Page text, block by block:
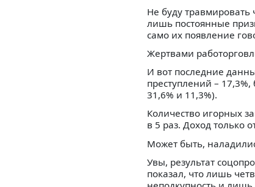
Не буду травмировать
лишь постоянные
само их появление
Жертвами
И вот последние
преступлений –
31,6% и 11,3%).
Количество игорных
в 5 раз. Доход только
Может быть,
Увы, результат
показал, что лишь